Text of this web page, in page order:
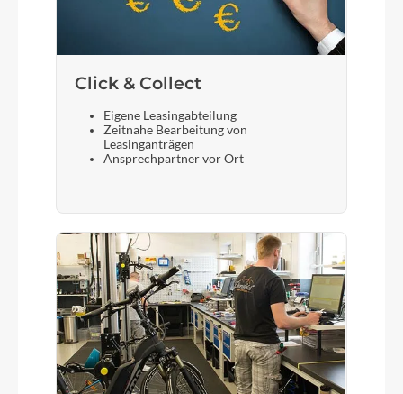
Click & Collect
Eigene Leasingabteilung
Zeitnahe Bearbeitung von
Leasinganträgen
Ansprechpartner vor Ort